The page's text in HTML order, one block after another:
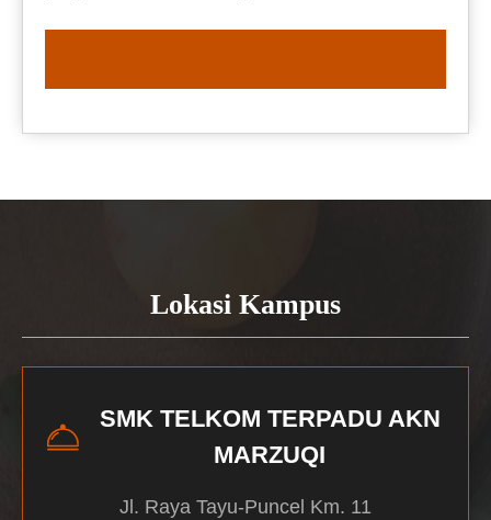
Lokasi Kampus
SMK TELKOM TERPADU AKN
MARZUQI
Jl. Raya Tayu-Puncel Km. 11